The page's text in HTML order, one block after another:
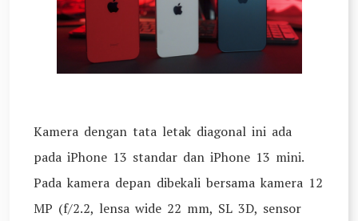
Kamera dengan tata letak diagonal ini ada
pada iPhone 13 standar dan iPhone 13 mini.
Pada kamera depan dibekali bersama kamera 12
MP (f/2.2, lensa wide 22 mm, SL 3D, sensor